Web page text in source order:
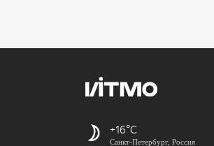
+16
Санкт-Петербург, Россия